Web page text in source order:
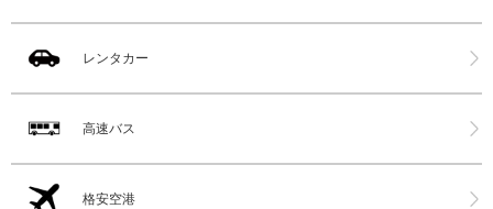
レンタカー
高速バス
格安空港